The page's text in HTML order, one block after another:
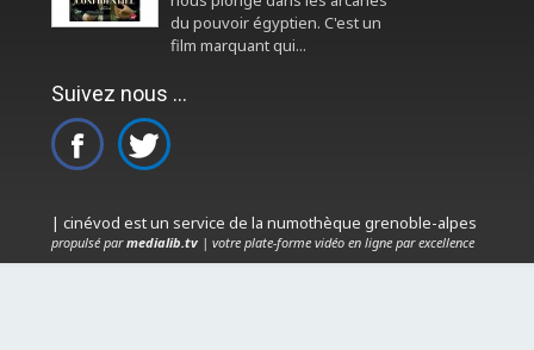
du pouvoir égyptien. C'est un
film marquant qui...
Suivez nous ...
| cinévod est un service de la numothèque grenoble-alpes
propulsé parmedialib.tv| votre plate-forme vidéo en ligne par excellence